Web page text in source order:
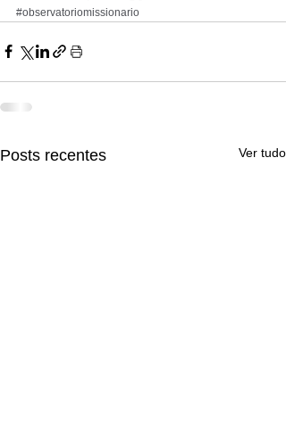
#observatoriomissionario
Posts recentes Ver tudo